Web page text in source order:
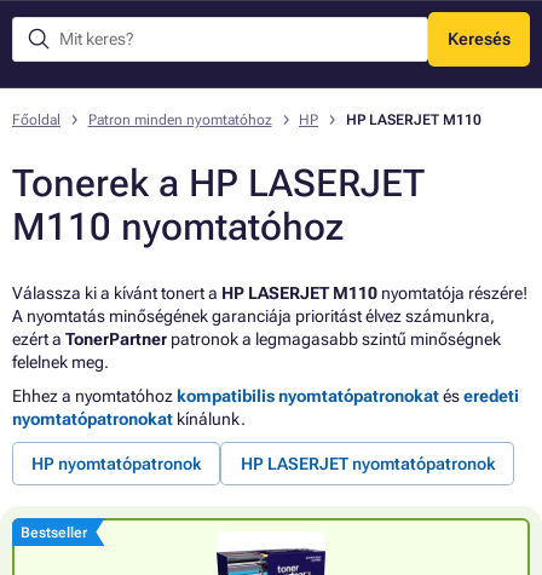
Keresés
Menü
Főoldal Patron minden nyomtatóhoz HP HP LASERJET M110
Tonerek a HP LASERJET
M110 nyomtatóhoz
Válassza ki a kívánt tonert a HP LASERJET M110 nyomtatója részére!
A nyomtatás minőségének garanciája prioritást élvez számunkra,
ezért a TonerPartner patronok a legmagasabb szintű minőségnek
felelnek meg.
Ehhez a nyomtatóhoz kompatibilis nyomtatópatronokatéseredeti
nyomtatópatronokat kínálunk.
HP nyomtatópatronok HP LASERJET nyomtatópatronok
Bestseller